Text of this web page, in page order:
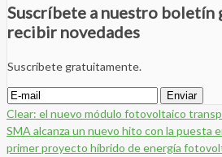
Suscríbete a nuestro boletín
recibir novedades
Suscríbete gratuitamente.
Clear: el nuevo módulo fotovoltaico
SMA alcanza un nuevo hito con la puesta
primer proyecto híbrido de energía